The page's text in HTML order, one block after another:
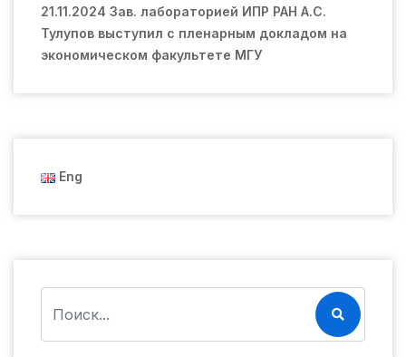
21.11.2024 Зав. лабораторией ИПР РАН А.С.
Тулупов выступил с пленарным докладом на
экономическом факультете МГУ
Eng